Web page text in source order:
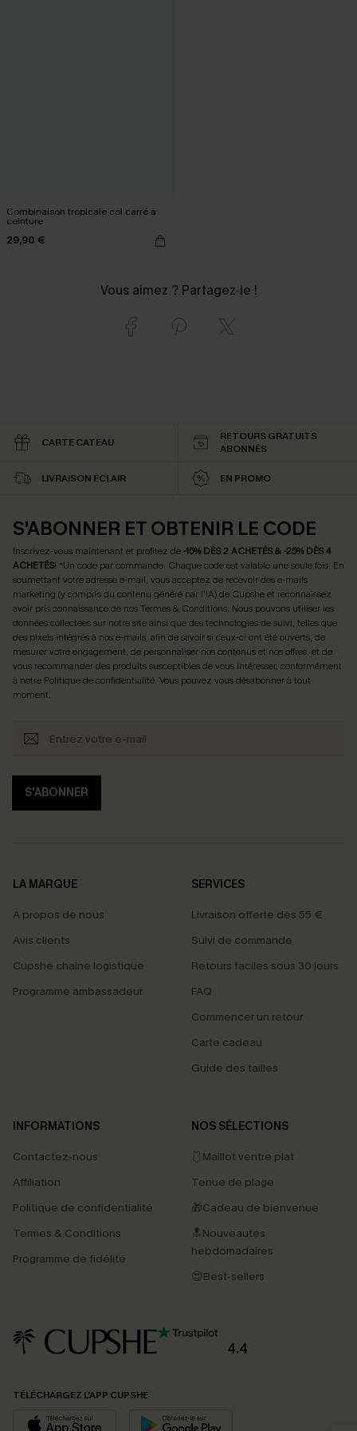
Combinaison tropicale col carré à
ceinture
29,90 €
Vous aimez ? Partagez-le !
CARTE CATEAU
RETOURS GRATUITS
ABONNÉS
LIVRAISON ÉCLAIR EN PROMO
S'ABONNER ET OBTENIR LE CODE
Inscrivez-vous maintenant et profitez de -15% DÈS 2 ACHETÉS & -25% DÈS 4
ACHETÉS! *Un code par commande. Chaque code est valable une seule fois. En
soumettant votre adresse e-mail, vous acceptez de recevoir des e-mails
marketing (y compris du contenu généré par l'IA) de Cupshe et reconnaissez
avoir pris connaissance de nosTermes & Conditions. Nous pouvons utiliser les
données collectées sur notre site ainsi que des technologies de suivi, telles que
des pixels intégrés à nos e-mails, afin de savoir si ceux-ci ont été ouverts, de
mesurer votre engagement, de personnaliser nos contenus et nos offres, et de
vous recommander des produits susceptibles de vous intéresser, conformément
à notre Politique de confidentialité. Vous pouvez vous désabonner à tout
moment.
S'ABONNER
LA MARQUE
À propos de nous
Avis clients
Cupshe chaîne logistique
Programme ambassadeur
SERVICES
Livraison offerte dès 55 €
Suivi de commande
Retours faciles sous 30 jours
FAQ
Commencer un retour
Carte cadeau
Guide des tailles
INFORMATIONS
Contactez-nous
Affiliation
Politique de confidentialité
Termes & Conditions
Programme de fidélité
NOS SÉLECTIONS
🩱Maillot ventre plat
Tenue de plage
🎁Cadeau de bienvenue
🔝Nouveautés
hebdomadaires
😍Best-sellers
4.4
TÉLÉCHARGEZ L’APP CUPSHE
PROFITEZ DE -15%
-15% dès 2 Achetés par E-mail